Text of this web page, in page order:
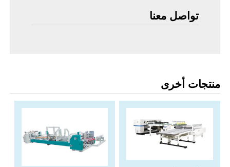
تواصل معنا
منتجات أخرى